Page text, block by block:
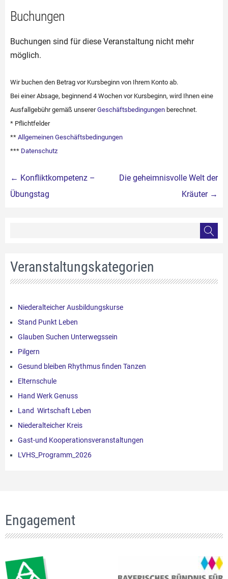
Buchungen
Buchungen sind für diese Veranstaltung nicht mehr
möglich.
Wir buchen den Betrag vor Kursbeginn von Ihrem Konto ab.
Bei einer Absage, beginnend 4 Wochen vor Kursbeginn, wird Ihnen eine
Ausfallgebühr gemäß unsererGeschäftsbedingungen berechnet.
* Pflichtfelder
** Allgemeinen Geschäftsbedingungen
*** Datenschutz
Beitragsnavigation
← Konfliktkompetenz –
Übungstag
Die geheimnisvolle Welt der
Kräuter →
Veranstaltungskategorien
Niederalteicher Ausbildungskurse
Stand Punkt Leben
Glauben Suchen Unterwegssein
Pilgern
Gesund bleiben Rhythmus finden Tanzen
Elternschule
Hand Werk Genuss
Land Wirtschaft Leben
Niederalteicher Kreis
Gast-und Kooperationsveranstaltungen
LVHS_Programm_2026
Engagement